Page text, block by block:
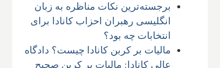
برجسته‌ترین نکات مناظره به زبان
انگلیسی رهبران احزاب کانادا برای
انتخابات چه بود؟
مالیات بر کربن کانادا چیست؟ دادگاه
عالی کانادا: مالیات بر کربن صحیح